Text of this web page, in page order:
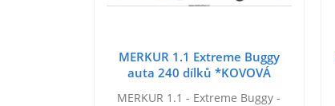
MERKUR 1.1 Extreme Buggy
auta 240 dílků *KOVOVÁ
MERKUR 1.1 - Extreme Buggy -